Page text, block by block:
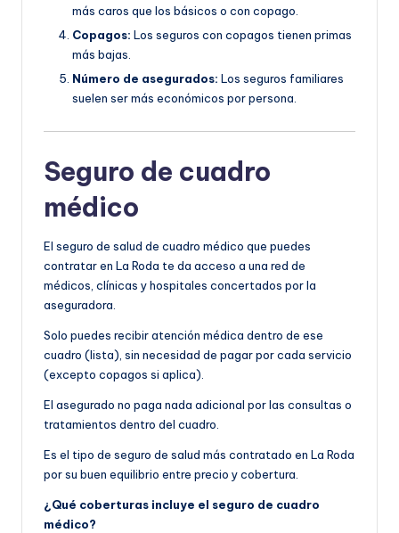
más caros que los básicos o con copago.
Copagos: Los seguros con copagos tienen primas
más bajas.
Número de asegurados: Los seguros familiares
suelen ser más económicos por persona.
Seguro de cuadro
médico
El seguro de salud de cuadro médico que puedes
contratar en La Roda te da acceso a una red de
médicos, clínicas y hospitales concertados por la
aseguradora.
Solo puedes recibir atención médica dentro de ese
cuadro (lista), sin necesidad de pagar por cada servicio
(excepto copagos si aplica).
El asegurado no paga nada adicional por las consultas o
tratamientos dentro del cuadro.
Es el tipo de seguro de salud más contratado en La Roda
por su buen equilibrio entre precio y cobertura.
¿Qué coberturas incluye el seguro de cuadro
médico?